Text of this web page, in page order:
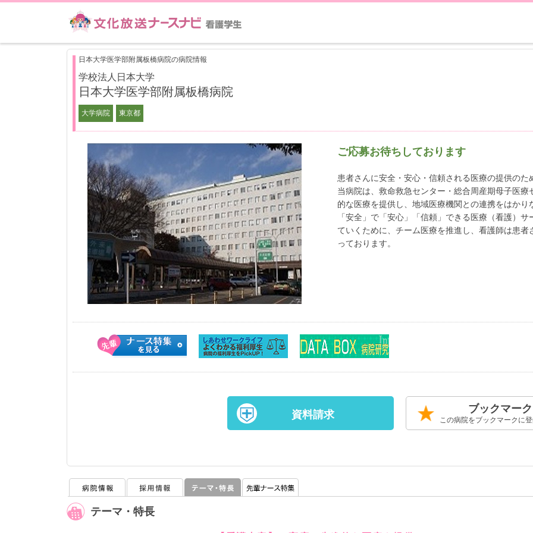
日本大学医学部附属板橋病院の病院情報
学校法人日本大学
日本大学医学部附属板橋病院
大学病院 東京都
ご応募お待ちしております
患者さんに安全・安心・信頼される医療の提供のた
当病院は、救命救急センター・総合周産期母子医
的な医療を提供し、地域医療機関との連携をはか
「安全」で「安心」「信頼」できる医療（看護）
ていくために、チーム医療を推進し、看護師は患
っております。
資料請求 ブックマーク
この病院をブックマークに
テーマ・特長